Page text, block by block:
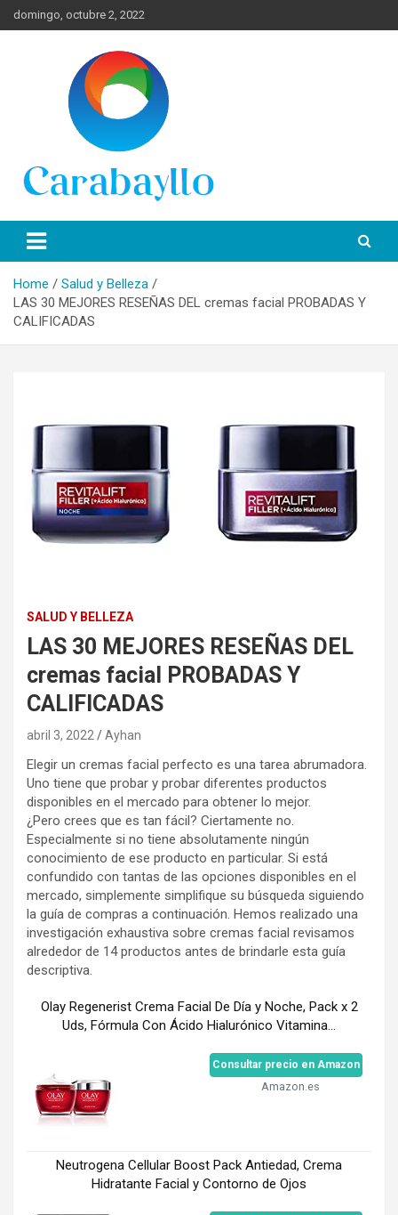
Skip
to
domingo, octubre 2, 2022
Portal de Lima Norte y
Carabayllo
información turística en español de toda España.
Home
Salud y Belleza
LAS 30 MEJORES RESEÑAS DEL cremas facial PROBADAS Y
CALIFICADAS
SALUD Y BELLEZA
LAS 30 MEJORES RESEÑAS DEL
cremas facial PROBADAS Y
CALIFICADAS
abril 3, 2022 Ayhan
Elegir un cremas facial perfecto es una tarea abrumadora.
Uno tiene que probar y probar diferentes productos
disponibles en el mercado para obtener lo mejor.
¿Pero crees que es tan fácil? Ciertamente no.
Especialmente si no tiene absolutamente ningún
conocimiento de ese producto en particular. Si está
confundido con tantas de las opciones disponibles en el
mercado, simplemente simplifique su búsqueda siguiendo
la guía de compras a continuación. Hemos realizado una
investigación exhaustiva sobre cremas facial revisamos
alrededor de 14 productos antes de brindarle esta guía
descriptiva.
Olay Regenerist Crema Facial De Día y Noche, Pack x 2
Uds, Fórmula Con Ácido Hialurónico Vitamina...
Consultar precio en Amazon
Amazon.es
Neutrogena Cellular Boost Pack Antiedad, Crema
Hidratante Facial y Contorno de Ojos